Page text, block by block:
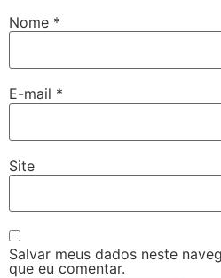
Nome *
E-mail *
Site
Salvar meus dados neste
que eu comentar.